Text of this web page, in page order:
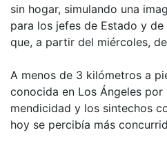
sin hogar, simulando una
para los jefes de Estado y
que, a partir del miércoles,
A menos de 3 kilómetros a
conocida en Los Ángeles
mendicidad y los sintechos
hoy se percibía más